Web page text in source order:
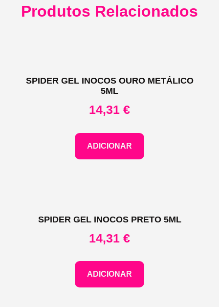
Produtos Relacionados
SPIDER GEL INOCOS OURO METÁLICO
5ML
14,31 €
ADICIONAR
SPIDER GEL INOCOS PRETO 5ML
14,31 €
ADICIONAR